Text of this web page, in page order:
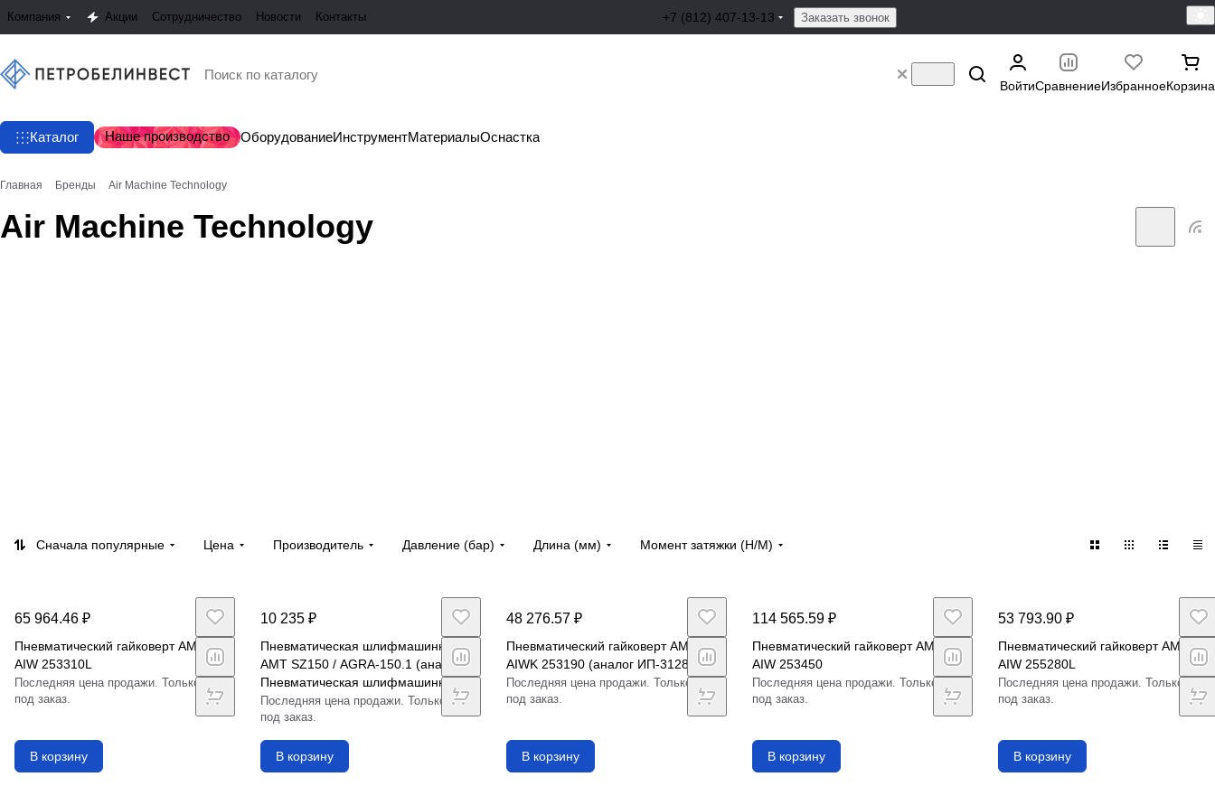
Компания Акции Сотрудничество Новости Контакты +7 (812) 407-13-13 Заказать звонок
ВойтиСравнениеИзбранноеКорзина
Каталог Наше производство ОборудованиеИнструментМатериалыОснастка
Главная Бренды Air Machine Technology
Air Machine Technology
Сначала популярные Цена Производитель Давление (бар) Длина (мм) Момент затяжки (Н/М)
65 964.46 ₽
Пневматический гайковерт AMT
AIW 253310L
Последняя цена продажи. Только
под заказ.
В корзину
10 235 ₽
Пневматическая шлифмашинка
AMT SZ150 / AGRA-150.1 (аналог
Пневматическая шлифмашинка
ИП-2014)
Последняя цена продажи. Только
под заказ.
В корзину
48 276.57 ₽
Пневматический гайковерт AMT
AIWK 253190 (аналог ИП-3128)
Последняя цена продажи. Только
под заказ.
В корзину
114 565.59 ₽
Пневматический гайковерт AMT
AIW 253450
Последняя цена продажи. Только
под заказ.
В корзину
53 793.90 ₽
Пневматический гайковерт AMT
AIW 255280L
Последняя цена продажи. Только
под заказ.
В корзину